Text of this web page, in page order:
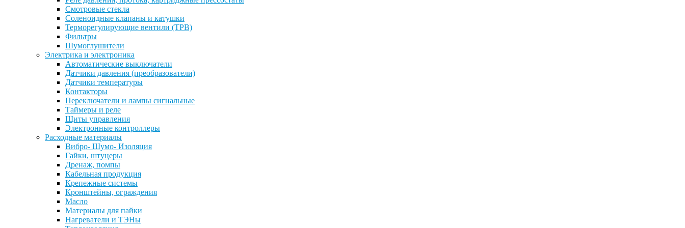
Смотровые стекла
Соленоидные клапаны и катушки
Терморегулирующие вентили (ТРВ)
Фильтры
Шумоглушители
Электрика и электроника
Автоматические выключатели
Датчики давления (преобразователи)
Датчики температуры
Контакторы
Переключатели и лампы сигнальные
Таймеры и реле
Щиты управления
Электронные контроллеры
Расходные материалы
Вибро- Шумо- Изоляция
Гайки, штуцеры
Дренаж, помпы
Кабельная продукция
Крепежные системы
Кронштейны, ограждения
Масло
Материалы для пайки
Нагреватели и ТЭНы